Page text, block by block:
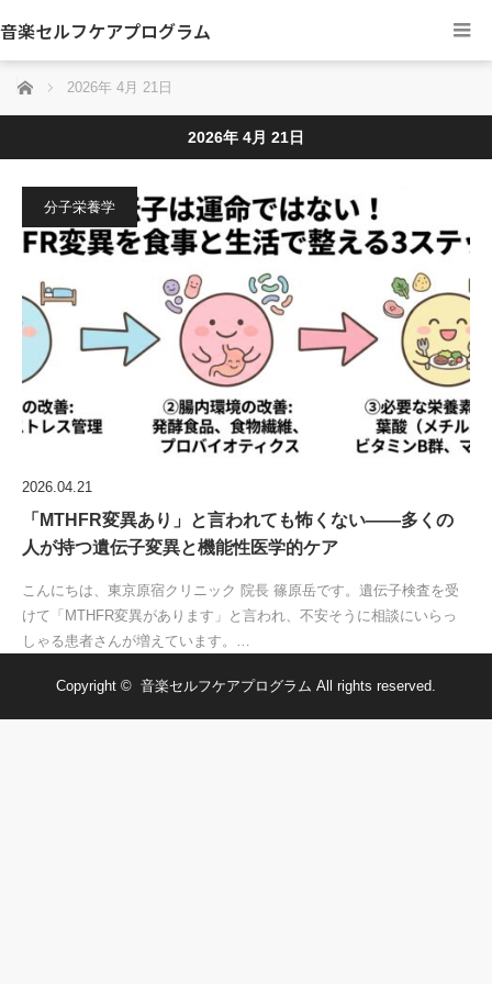
音楽セルフケアプログラム
ホーム 2026年 4月 21日
2026年 4月 21日
分子栄養学
2026.04.21
「MTHFR変異あり」と言われても怖くない——多くの
人が持つ遺伝子変異と機能性医学的ケア
こんにちは、東京原宿クリニック 院長 篠原岳です。遺伝子検査を受
けて「MTHFR変異があります」と言われ、不安そうに相談にいらっ
しゃる患者さんが増えています。…
Copyright © 音楽セルフケアプログラム All rights reserved.